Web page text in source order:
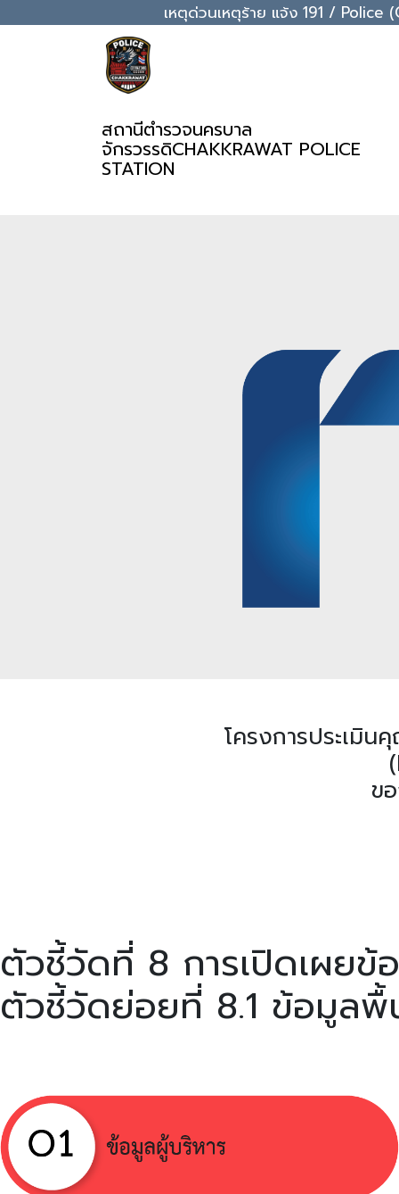
เหตุด่วนเหตุร้าย แจ้ง 191 /
สถานีตำรวจนครบาล
จักรวรรดิCHAKKRAWAT POLICE
STATION
โครงการประเมิน
ข
ตัวชี้วัดที่ 8 การเปิดเผยข้
ตัวชี้วัดย่อยที่ 8.1 ข้อมูลพื้